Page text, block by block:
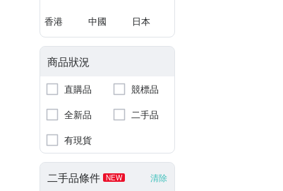
香港 中國 日本
商品狀況
直購品
競標品
全新品
二手品
有現貨
二手品條件 NEW 清除